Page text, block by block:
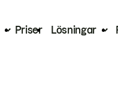
Priser Lösningar